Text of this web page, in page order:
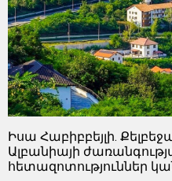
Իսա Հաբիբբեյլի.
Ալբանիայի
հետազոտություններ